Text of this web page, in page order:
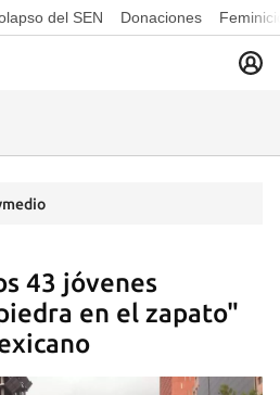
del SEN Donaciones
43 jóvenes
en el zapato"